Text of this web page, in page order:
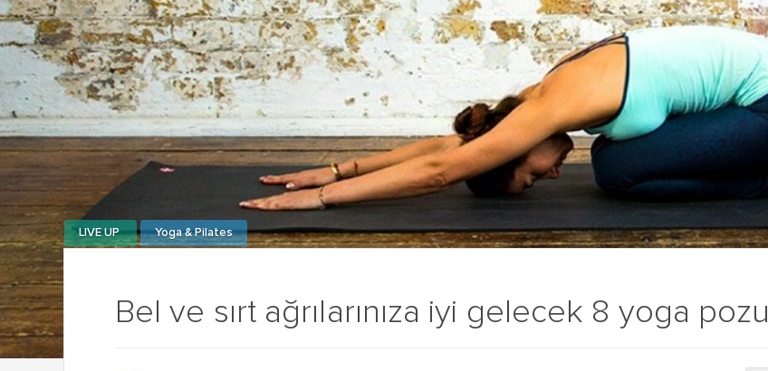
Bel ve sırt ağrılarınıza iyi gelecek 8 yoga pozu
LIVE UP Yoga & Pilates